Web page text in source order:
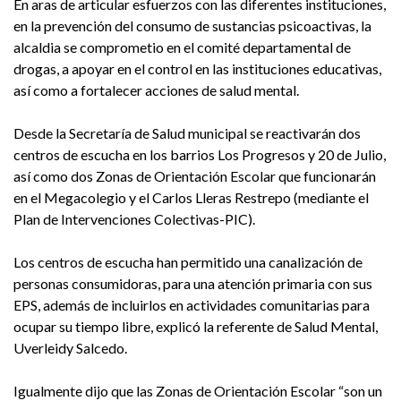
En aras de articular esfuerzos con las diferentes instituciones,
en la prevención del consumo de sustancias psicoactivas, la
alcaldia se comprometio en el comité departamental de
drogas, a apoyar en el control en las instituciones educativas,
así como a fortalecer acciones de salud mental.
Desde la Secretaría de Salud municipal se reactivarán dos
centros de escucha en los barrios Los Progresos y 20 de Julio,
así como dos Zonas de Orientación Escolar que funcionarán
en el Megacolegio y el Carlos Lleras Restrepo (mediante el
Plan de Intervenciones Colectivas-PIC).
Los centros de escucha han permitido una canalización de
personas consumidoras, para una atención primaria con sus
EPS, además de incluirlos en actividades comunitarias para
ocupar su tiempo libre, explicó la referente de Salud Mental,
Uverleidy Salcedo.
Igualmente dijo que las Zonas de Orientación Escolar “son un